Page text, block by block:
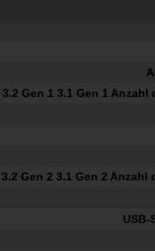
3.2 Gen 1 3.1 Gen 1
3.2 Gen 2 3.1 Gen 2